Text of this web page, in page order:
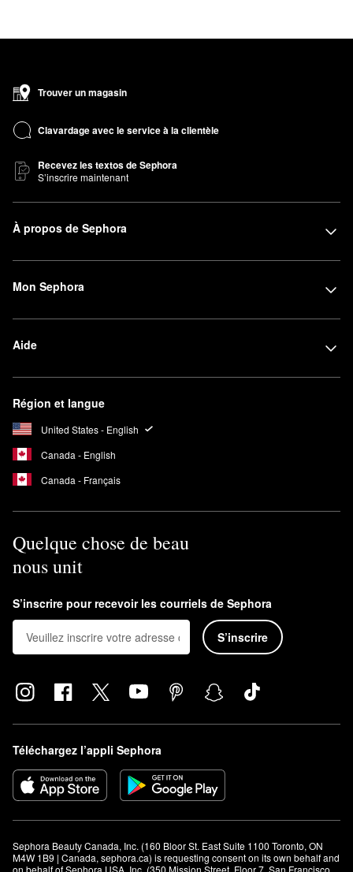
Trouver un magasin
Clavardage avec le service à la clientèle
Recevez les textos de Sephora
S’inscrire maintenant
À propos de Sephora
Mon Sephora
Aide
Région et langue
United States - English
Canada - English
Canada - Français
Quelque chose de beau
nous unit
S’inscrire pour recevoir les courriels de Sephora
S’inscrire
Téléchargez l’appli Sephora
Sephora Beauty Canada, Inc. (160 Bloor St. East Suite 1100 Toronto, ON
M4W 1B9 | Canada, sephora.ca) is requesting consent on its own behalf and
on behalf of Sephora USA, Inc. (350 Mission Street, Floor 7, San Francisco,